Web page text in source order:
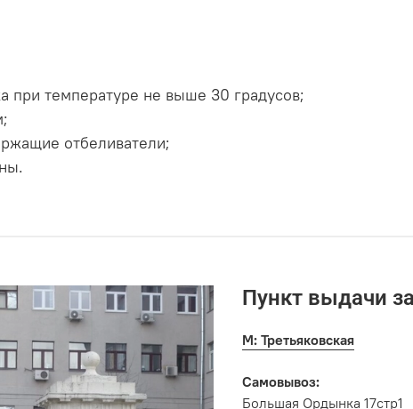
при температуре не выше 30 градусов;
отбеливатели;
Пункт выдачи
М: Третьяковская
Самовывоз:
Большая Ордынка 17стр1